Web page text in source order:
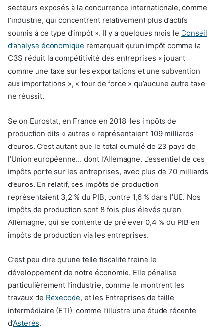
secteurs exposés à la concurrence internationale, comme
l’industrie, qui concentrent relativement plus d’actifs
soumis à ce type d’impôt ». Il y a quelques mois le Conseil
d’analyse économique remarquait qu’un impôt comme la
C3S réduit la compétitivité des entreprises « jouant
comme une taxe sur les exportations et une subvention
aux importations », « tour de force » qu’aucune autre taxe
ne réussit.
Selon Eurostat, en France en 2018, les impôts de
production dits « autres » représentaient 109 milliards
d’euros. C’est autant que le total cumulé de 23 pays de
l’Union européenne… dont l’Allemagne. L’essentiel de ces
impôts porte sur les entreprises, avec plus de 70 milliards
d’euros. En relatif, ces impôts de production
représentaient 3,2 % du PIB, contre 1,6 % dans l’UE. Nos
impôts de production sont 8 fois plus élevés qu’en
Allemagne, qui se contente de prélever 0,4 % du PIB en
impôts de production via les entreprises.
C’est peu dire qu’une telle fiscalité freine le
développement de notre économie. Elle pénalise
particulièrement l’industrie, comme le montrent les
travaux de Rexecode, et les Entreprises de taille
intermédiaire (ETI), comme l’illustre une étude récente
d’Asterès.